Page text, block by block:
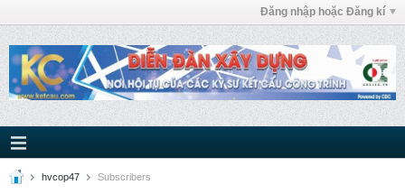
Đăng nhập hoặc Đăng kí
hvcop47 Subscribers